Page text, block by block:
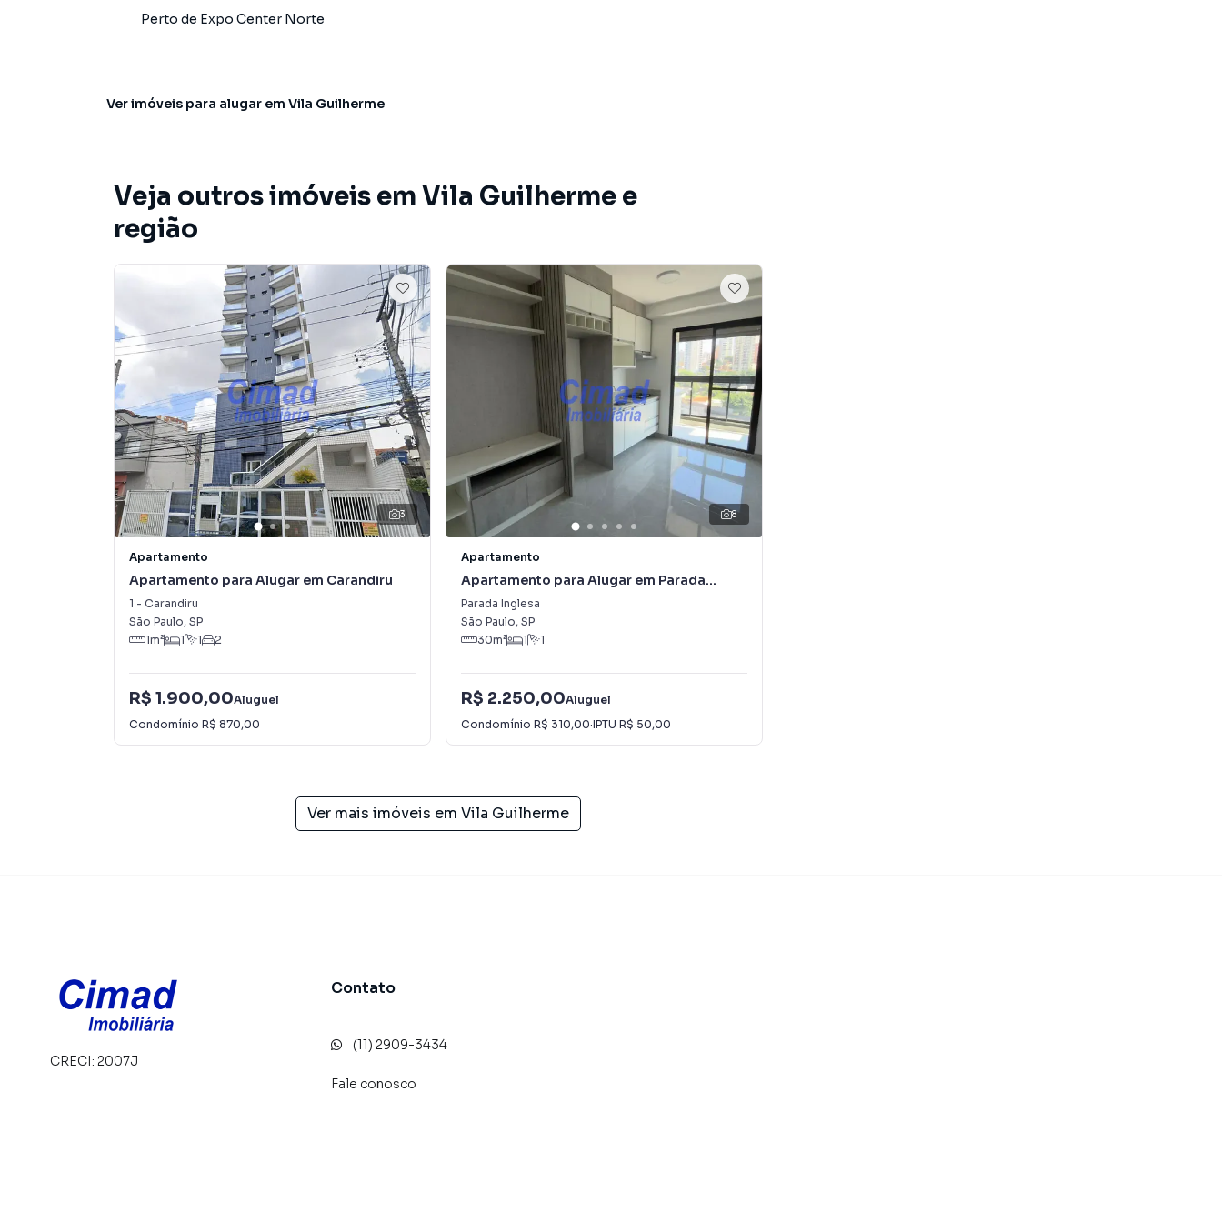
atender proprietários e inquilinos.
Perto de Expo Center Norte
Ver imóveis para alugar em Vila Guilherme
Veja outros imóveis em Vila Guilherme e
região
3
Apartamento
Apartamento para Alugar em Carandiru
1 - Carandiru
São Paulo, SP
1m² 1 1 2
R$ 1.900,00Aluguel
Condomínio R$ 870,00
8
Apartamento
Apartamento para Alugar em Parada
Inglesa
Parada Inglesa
São Paulo, SP
30m² 1 1
R$ 2.250,00Aluguel
Condomínio R$ 310,00·IPTU R$ 50,00
Ver mais imóveis em Vila Guilherme
CRECI: 2007J
Contato
(11) 2909-3434
Fale conosco